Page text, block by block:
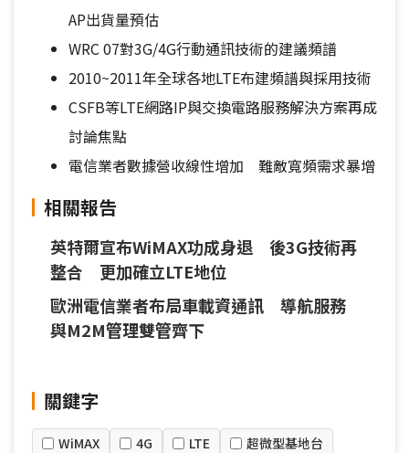
AP出貨量預估
WRC 07對3G/4G行動通訊技術的建議頻譜
2010~2011年全球各地LTE布建頻譜與採用技術
CSFB等LTE網路IP與交換電路服務解決方案再成
討論焦點
電信業者數據營收線性增加 難敵寬頻需求暴增
相關報告
英特爾宣布WiMAX功成身退 後3G技術再
整合 更加確立LTE地位
歐洲電信業者布局車載資通訊 導航服務
與M2M管理雙管齊下
關鍵字
WiMAX 4G LTE
超微型基地台